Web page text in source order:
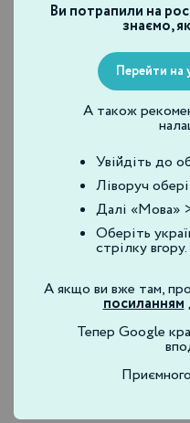
Инвестиции в свое
Medicine – это то,
завтра
Мы каждый день
лучшие продукты и
вы становились лучше
видео семинар,
Ви потрапили на
знаємо,
Перейти на
А також
Увійдіть до
Ліворуч
Далі «Мова»
Оберіть
стрілку вгору.
А якщо ви вже там,
посиланням
Тепер Google